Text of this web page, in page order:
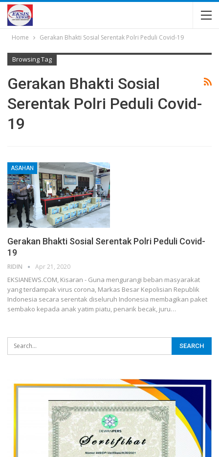
Home Gerakan Bhakti Sosial Serentak Polri Peduli Covid-19
Browsing Tag
Gerakan Bhakti Sosial
Serentak Polri Peduli Covid-
19
ASAHAN
Gerakan Bhakti Sosial Serentak Polri Peduli Covid-
19
RIDIN Apr 21, 2020
EKSIANEWS.COM, Kisaran - Guna mengurangi beban masyarakat
yang terdampak virus corona, Markas Besar Kepolisian Republik
Indonesia secara serentak diseluruh Indonesia membagikan paket
sembako kepada anak yatim piatu, penarik becak, juru…